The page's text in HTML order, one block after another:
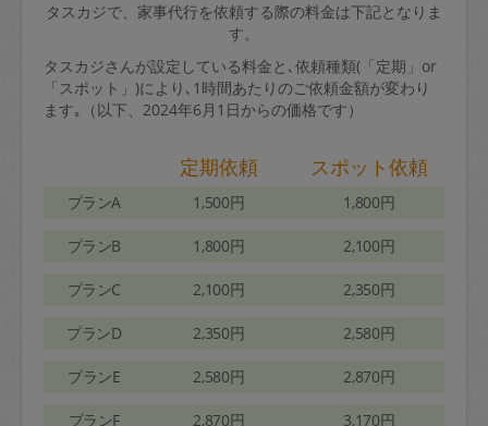
タスカジで、家事代行を依頼する際の料金は下記となりま
す。
タスカジさんが設定している料金と､依頼種類(「定期」or
「スポット」)により､1時間あたりのご依頼金額が変わり
ます｡（以下、2024年6月1日からの価格です）
定期依頼 スポット依頼
プランA 1,500円 1,800円
プランB 1,800円 2,100円
プランC 2,100円 2,350円
プランD 2,350円 2,580円
プランE 2,580円 2,870円
プランF 2,870円 3,170円